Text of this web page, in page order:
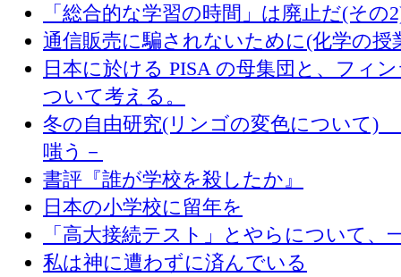
「総合的な学習の時間」は廃止だ(その
通信販売に騙されないために(化学の授
日本に於ける PISA の母集団と、フィ
ついて考える。
冬の自由研究(リンゴの変色について)
嗤う－
書評『誰が学校を殺したか』
日本の小学校に留年を
「高大接続テスト」とやらについて、
私は神に遭わずに済んでいる